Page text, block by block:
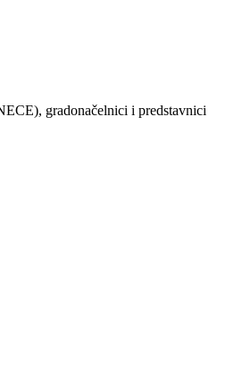
gradonačelnici i predstavnici